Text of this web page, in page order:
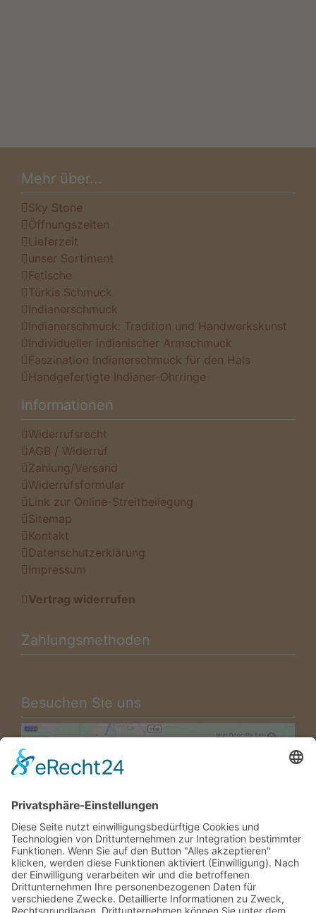
Mehr über...
Sky Stone
Öffnungszeiten
Lieferzeit
unser Sortiment
Fetische
Türkis Schmuck
Indianerschmuck
Indianerschmuck: Tradition und Handwerkskunst
Individueller indianischer Armschmuck
Faszination Indianerschmuck für den Hals
Handgefertigte Indianer-Ohrringe
Informationen
Widerrufsrecht
AGB / Widerruf
Zahlung/Versand
Widerrufsformular
Link zur Online-Streitbeilegung
Sitemap
Kontakt
Datenschutzerklärung
Impressum
Vertrag widerrufen
Zahlungsmethoden
Besuchen Sie uns
Wir benötigen Ihre
Zustimmung, um den Google
Drittanbieters, um Karteninhalte
einzubetten. Dieser Service kann Daten
zu Ihren Aktivitäten sammeln. Bitte lesen
Sie die Details durch und stimmen Sie
der Nutzung des Service zu, um diese
Karte anzuzeigen.